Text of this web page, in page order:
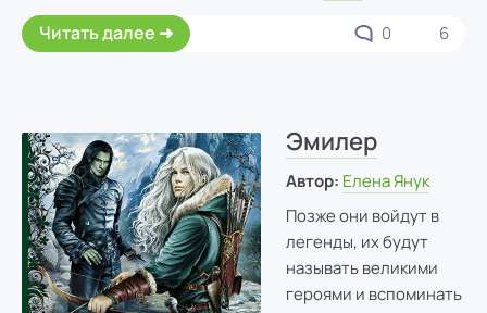
Читать далее 0 6
Эмилер
Автор: Елена Янук
Позже они войдут в
легенды, их будут
называть великими
героями и вспоминать